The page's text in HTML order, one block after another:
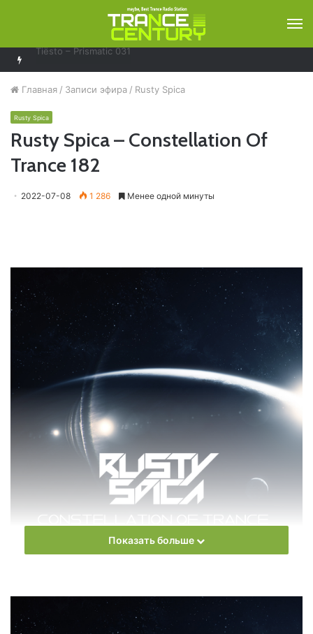
Главная / Записи эфира / Rusty Spica
Rusty Spica
Rusty Spica – Constellation Of
Trance 182
2022-07-08 1 286 Менее одной минуты
Российского диджея и продюсера
Rusty Spica
, в
котором звучит самая драйвовая, энергичная Uplifting
Показать больше